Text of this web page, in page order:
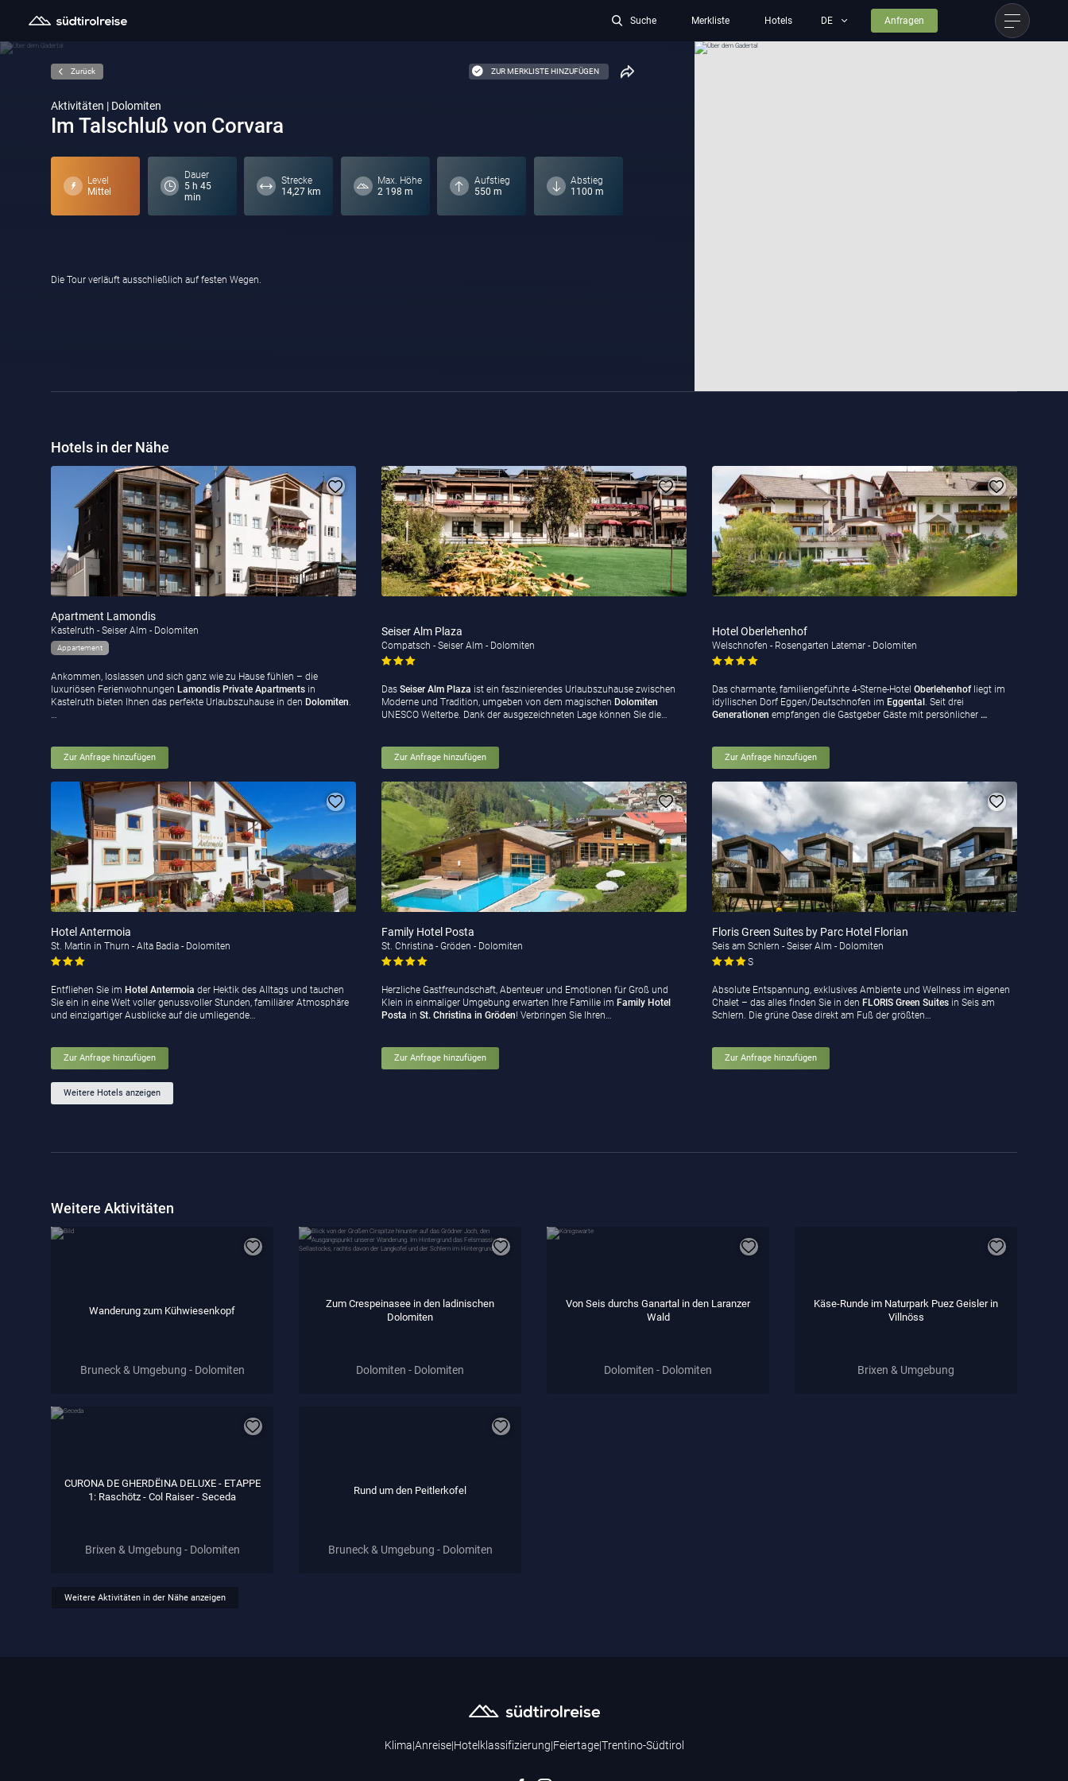
Suche Merkliste Hotels Anfragen
ZUR MERKLISTE HINZUFÜGEN
Zurück
Aktivitäten | Dolomiten
Im Talschluß von Corvara
Level
Mittel
Dauer
5 h 45
min
Strecke
14,27 km
Max. Höhe
2 198 m
Aufstieg
550 m
Abstieg
1100 m
Die Tour verläuft ausschließlich auf festen Wegen.
Hotels in der Nähe
Apartment Lamondis
Kastelruth - Seiser Alm - Dolomiten
Appartement
Ankommen, loslassen und sich ganz wie zu Hause fühlen – die
luxuriösen Ferienwohnungen Lamondis Private Apartments in
Kastelruth bieten Ihnen das perfekte Urlaubszuhause in den Dolomiten.
…
Zur Anfrage hinzufügen
Seiser Alm Plaza
Compatsch - Seiser Alm - Dolomiten
Das Seiser Alm Plaza ist ein faszinierendes Urlaubszuhause zwischen
Moderne und Tradition, umgeben von dem magischen Dolomiten
UNESCO Welterbe. Dank der ausgezeichneten Lage können Sie die…
Zur Anfrage hinzufügen
Hotel Oberlehenhof
Welschnofen - Rosengarten Latemar - Dolomiten
Das charmante, familiengeführte 4-Sterne-Hotel Oberlehenhofliegt im
idyllischen Dorf Eggen/Deutschnofen im Eggental . Seit drei
Generationen empfangen die Gastgeber Gäste mit persönlicher …
Zur Anfrage hinzufügen
Hotel Antermoia
St. Martin in Thurn - Alta Badia - Dolomiten
Entfliehen Sie im Hotel Antermoia der Hektik des Alltags und tauchen
Sie ein in eine Welt voller genussvoller Stunden, familiärer Atmosphäre
und einzigartiger Ausblicke auf die umliegende…
Zur Anfrage hinzufügen
Family Hotel Posta
St. Christina - Gröden - Dolomiten
Herzliche Gastfreundschaft, Abenteuer und Emotionen für Groß und
Klein in einmaliger Umgebung erwarten Ihre Familie im Family Hotel
Posta in St. Christina in Gröden! Verbringen Sie Ihren…
Zur Anfrage hinzufügen
Floris Green Suites by Parc Hotel Florian
Seis am Schlern - Seiser Alm - Dolomiten
S
Absolute Entspannung, exklusives Ambiente und Wellness im eigenen
Chalet – das alles finden Sie in den FLORIS Green Suitesin Seis am
Schlern. Die grüne Oase direkt am Fuß der größten…
Zur Anfrage hinzufügen
Weitere Hotels anzeigen
Weitere Aktivitäten
Wanderung zum Kühwiesenkopf
Bruneck & Umgebung - Dolomiten
Zum Crespeinasee in den ladinischen
Dolomiten
Dolomiten - Dolomiten
Von Seis durchs Ganartal in den Laranzer
Wald
Dolomiten - Dolomiten
Käse-Runde im Naturpark Puez Geisler in
Villnöss
Brixen & Umgebung
CURONA DE GHERDËINA DELUXE - ETAPPE
1: Raschötz - Col Raiser - Seceda
Brixen & Umgebung - Dolomiten
Rund um den Peitlerkofel
Bruneck & Umgebung - Dolomiten
Weitere Aktivitäten in der Nähe anzeigen
Klima|Anreise|Hotelklassifizierung|Feiertage|Trentino-Südtirol